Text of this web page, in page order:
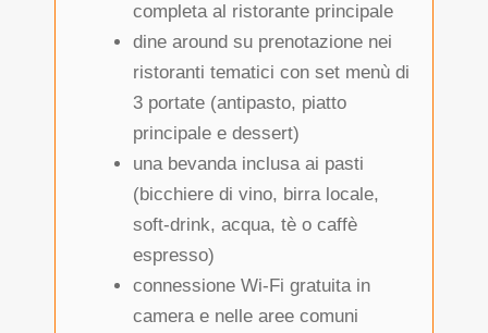
completa al ristorante principale
dine around su prenotazione nei
ristoranti tematici con set menù di
3 portate (antipasto, piatto
principale e dessert)
una bevanda inclusa ai pasti
(bicchiere di vino, birra locale,
soft-drink, acqua, tè o caffè
espresso)
connessione Wi-Fi gratuita in
camera e nelle aree comuni